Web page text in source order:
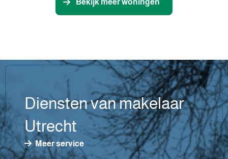
Bekijk meer woningen
Diensten van makelaar
Utrecht
Meer service